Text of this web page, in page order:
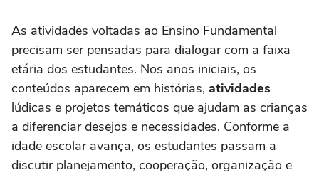
As atividades voltadas ao Ensino Fundamental
precisam ser pensadas para dialogar com a faixa
etária dos estudantes. Nos anos iniciais, os
conteúdos aparecem em histórias, atividades
lúdicas e projetos temáticos que ajudam as crianças
a diferenciar desejos e necessidades. Conforme a
idade escolar avança, os estudantes passam a
discutir planejamento, cooperação, organização e